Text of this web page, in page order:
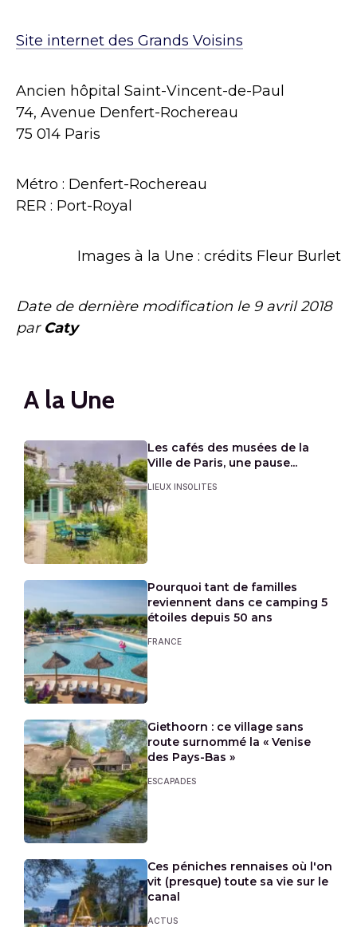
Site internet des Grands Voisins
Ancien hôpital Saint-Vincent-de-Paul
74, Avenue Denfert-Rochereau
75 014 Paris
Métro : Denfert-Rochereau
RER : Port-Royal
Images à la Une : crédits Fleur Burlet
Date de dernière modification le 9 avril 2018
par Caty
A la Une
Les cafés des musées de la
Ville de Paris, une pause...
LIEUX INSOLITES
Pourquoi tant de familles
reviennent dans ce camping 5
étoiles depuis 50 ans
FRANCE
Giethoorn : ce village sans
route surnommé la « Venise
des Pays-Bas »
ESCAPADES
Ces péniches rennaises où l'on
vit (presque) toute sa vie sur le
canal
ACTUS